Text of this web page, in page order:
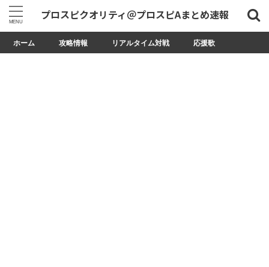
プロスピクオリティ＠プロスピAまとめ速報
ホーム 攻略情報 リアルタイム対戦 応援歌